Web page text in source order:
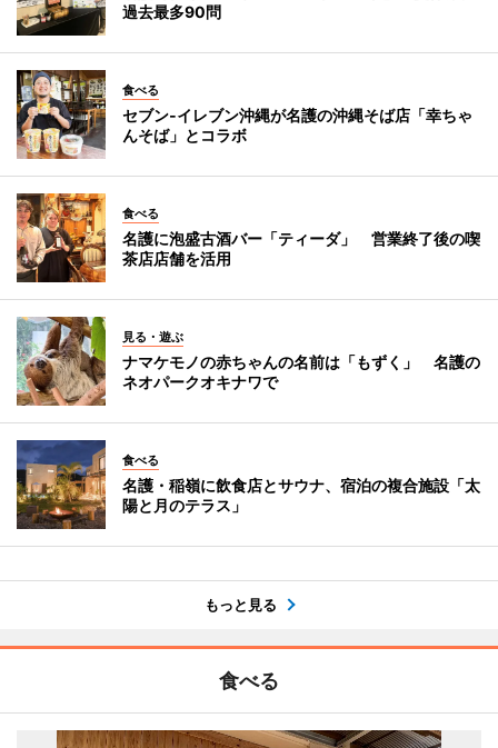
過去最多90問
食べる
セブン‐イレブン沖縄が名護の沖縄そば店「幸ちゃ
んそば」とコラボ
食べる
名護に泡盛古酒バー「ティーダ」 営業終了後の喫
茶店店舗を活用
見る・遊ぶ
ナマケモノの赤ちゃんの名前は「もずく」 名護の
ネオパークオキナワで
食べる
名護・稲嶺に飲食店とサウナ、宿泊の複合施設「太
陽と月のテラス」
もっと見る
食べる